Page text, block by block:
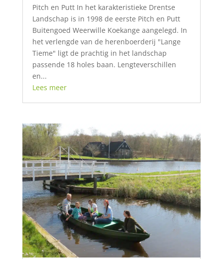
Pitch en Putt In het karakteristieke Drentse
Landschap is in 1998 de eerste Pitch en Putt
Buitengoed Weerwille Koekange aangelegd. In
het verlengde van de herenboerderij "Lange
Tieme" ligt de prachtig in het landschap
passende 18 holes baan. Lengteverschillen
en...
Lees meer